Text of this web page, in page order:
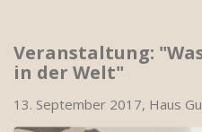
Veranstaltung:
in der Welt"
13. September 2017, Haus